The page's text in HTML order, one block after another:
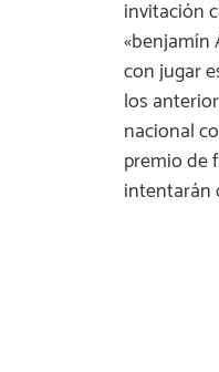
invitación
«benjamín
con jugar
los
nacional
premio de
intentarán